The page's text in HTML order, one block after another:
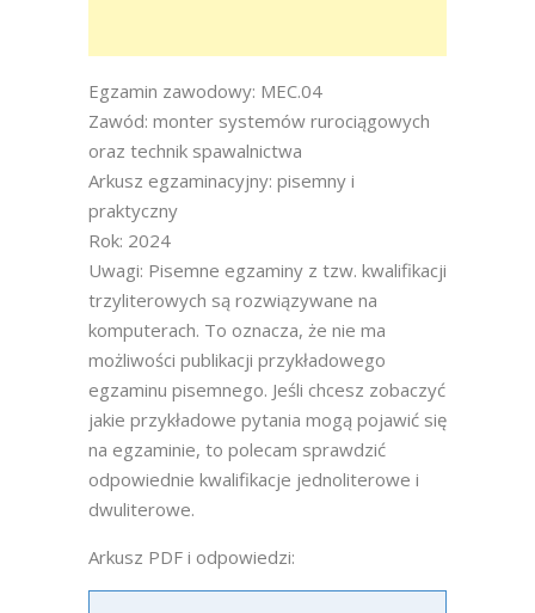
Egzamin zawodowy: MEC.04
Zawód: monter systemów rurociągowych
oraz technik spawalnictwa
Arkusz egzaminacyjny: pisemny i
praktyczny
Rok: 2024
Uwagi: Pisemne egzaminy z tzw. kwalifikacji
trzyliterowych są rozwiązywane na
komputerach. To oznacza, że nie ma
możliwości publikacji przykładowego
egzaminu pisemnego. Jeśli chcesz zobaczyć
jakie przykładowe pytania mogą pojawić się
na egzaminie, to polecam sprawdzić
odpowiednie kwalifikacje jednoliterowe i
dwuliterowe.
Arkusz PDF i odpowiedzi: